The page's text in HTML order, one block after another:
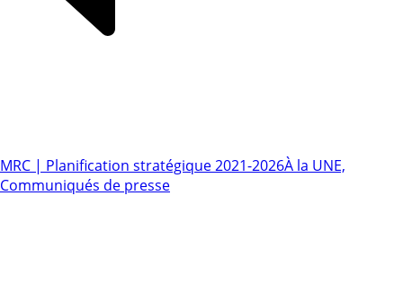
MRC | Planification stratégique 2021-2026À la UNE,
Communiqués de presse